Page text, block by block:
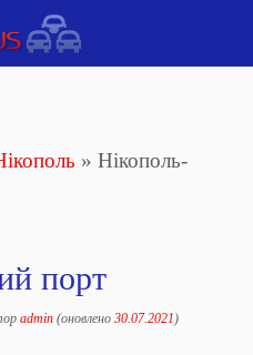
» Нікополь-
порт
admin (оновлено 30.07.2021)